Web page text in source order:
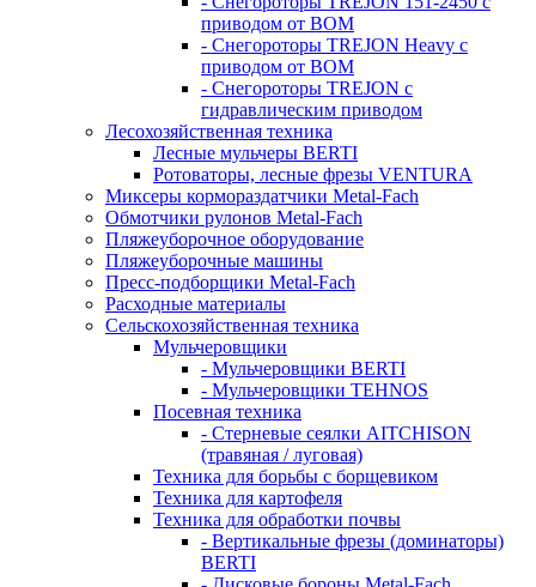
приводом от ВОМ
- Снегороторы TREJON Heavy с
приводом от ВОМ
- Снегороторы TREJON с
гидравлическим приводом
Лесохозяйственная техника
Лесные мульчеры BERTI
Ротоваторы, лесные фрезы VENTURA
Миксеры кормораздатчики Metal-Fach
Обмотчики рулонов Metal-Fach
Пляжеуборочное оборудование
Пляжеуборочные машины
Пресс-подборщики Metal-Fach
Расходные материалы
Сельскохозяйственная техника
Мульчеровщики
- Мульчеровщики BERTI
- Мульчеровщики TEHNOS
Посевная техника
- Стерневые сеялки AITCHISON
(травяная / луговая)
Техника для борьбы с борщевиком
Техника для картофеля
Техника для обработки почвы
- Вертикальные фрезы (доминаторы)
BERTI